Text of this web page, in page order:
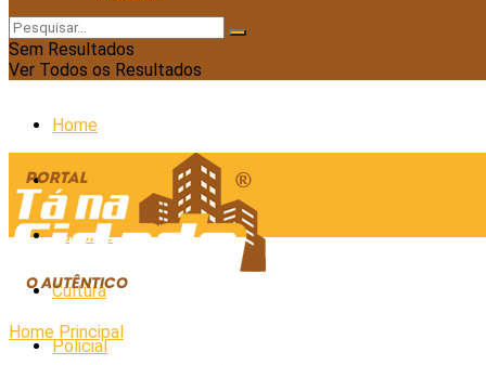
Sem Resultados
Ver Todos os Resultados
Home
Cidades
Esporte
Cultura
Policial
Home Principal